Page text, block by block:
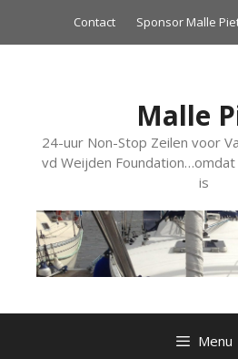
Contact Sponsor Malle
Malle
24-uur Non-Stop Zeilen voor
vd Weijden
is
Menu